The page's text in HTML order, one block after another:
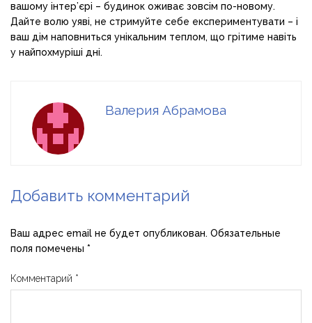
вашому інтер’єрі – будинок оживає зовсім по-новому.
Дайте волю уяві, не стримуйте себе експериментувати – і
ваш дім наповниться унікальним теплом, що грітиме навіть
у найпохмуріші дні.
Валерия Абрамова
Добавить комментарий
Ваш адрес email не будет опубликован. Обязательные
поля помечены *
Комментарий *